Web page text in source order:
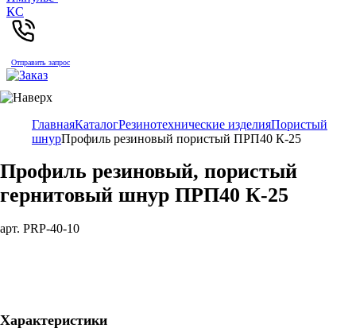
Отправить запрос
ГлавнаяКаталогРезинотехнические изделияПористый
шнурПрофиль резиновый пористый ПРП40 К-25
Профиль резиновый, пористый
гернитовый шнур ПРП40 К-25
арт. PRP-40-10
Характеристики